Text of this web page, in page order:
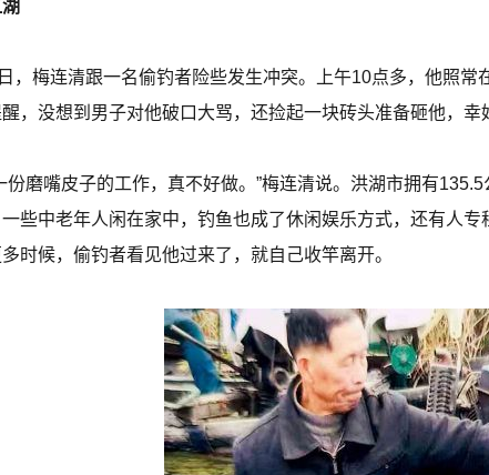
，梅连清跟一名偷钓者险些发生冲突。上午10点多，他照
醒，没想到男子对他破口大骂，还捡起一块砖头准备砸他，幸
份磨嘴皮子的工作，真不好做。”梅连清说。洪湖市拥有
些中老年人闲在家中，钓鱼也成了休闲娱乐方式，还有人
时候，偷钓者看见他过来了，就自己收竿离开。